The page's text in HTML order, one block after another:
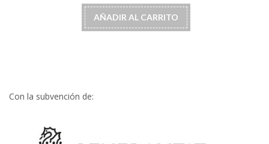
AÑADIR AL CARRITO
Con la subvención de: